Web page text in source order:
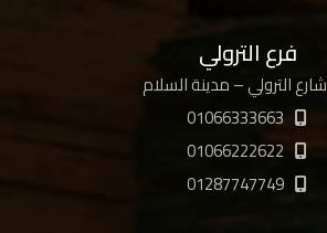
فرع الترولي
شارع الترولي – مدينة السلام
01066333663
01066222622
01287747749